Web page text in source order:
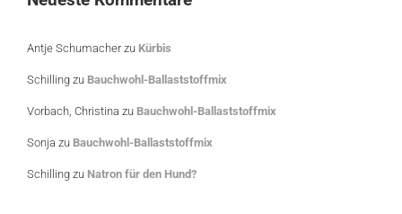
Antje Schumacherzu Kürbis
Schilling zu Bauchwohl-Ballaststoffmix
Vorbach, Christina zu Bauchwohl-Ballaststoffmix
Sonja zu Bauchwohl-Ballaststoffmix
Schilling zu Natron für den Hund?